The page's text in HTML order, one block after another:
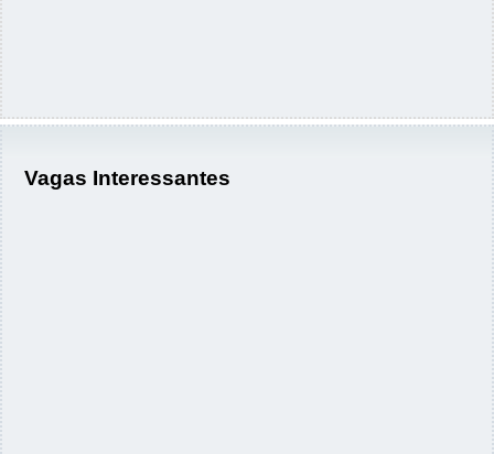
Vagas Interessantes